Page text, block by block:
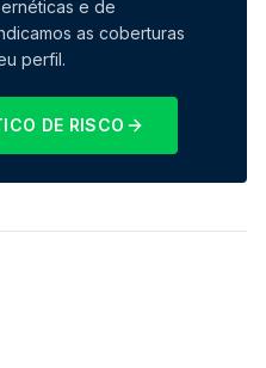
e de
as coberturas
perfil.
DE RISCO